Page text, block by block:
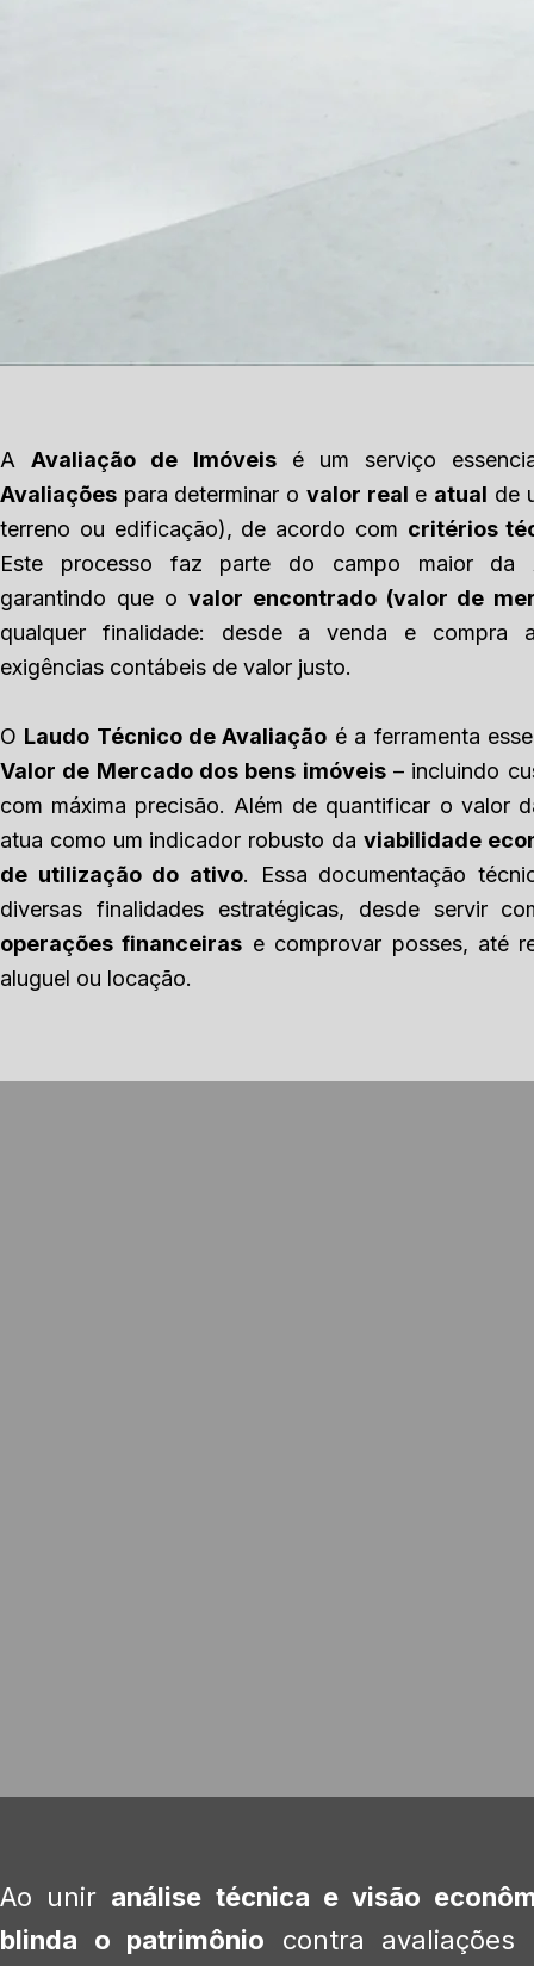
AAvaliação de Imóveisé um serviço
Avaliações para determinar o valor real e atual de
terreno ou edificação), de acordo com critérios
Este processo faz parte do campo maior da
garantindo que o valor encontrado (valor de
qualquer finalidade: desde a venda e compra
exigências contábeis de valor justo.
O Laudo Técnico de Avaliação é a ferramenta
Valor de Mercado dos bens imóveis– incluindo
com máxima precisão. Além de quantificar o valor
atua como um indicador robusto da viabilidade
de utilização do ativo. Essa documentação
diversas finalidades estratégicas, desde servir
operações financeiras e comprovar posses, até
aluguel ou locação.
Ao unir análise técnica e visão
blinda o patrimônio contra